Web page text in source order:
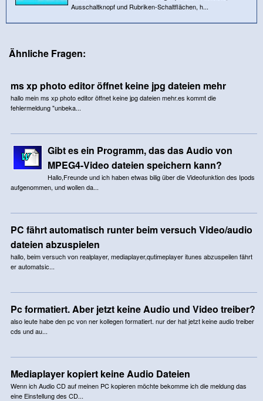
Ausschaltknopf und Rubriken-Schaltflächen, h...
Ähnliche Fragen:
ms xp photo editor öffnet keine jpg dateien mehr
hallo mein ms xp photo editor öffnet keine jpg dateien mehr.es kommt die
fehlermeldung "unbeka...
Gibt es ein Programm, das das Audio von
MPEG4-Video dateien speichern kann?
Hallo,Freunde und ich haben etwas bilig über die Videofunktion des Ipods
aufgenommen, und wollen da...
PC fährt automatisch runter beim versuch Video/audio
dateien abzuspielen
hallo, beim versuch von realplayer, mediaplayer,qutimeplayer itunes abzuspeilen fährt
er automatsic...
Pc formatiert. Aber jetzt keine Audio und Video treiber?
also leute habe den pc von ner kollegen formatiert. nur der hat jetzt keine audio treiber
cds und au...
Mediaplayer kopiert keine Audio Dateien
Wenn ich Audio CD auf meinen PC kopieren möchte bekomme ich die meldung das
eine Einstellung des CD...